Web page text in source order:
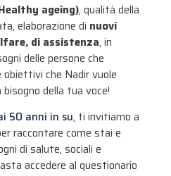
ageing), qualità della
elaborazione di nuovi
di assistenza, in
delle persone che
che Nadir vuole
della tua voce!
50 anni in su, ti invitiamo a
raccontare come stai e
di salute, sociali e
accedere al questionario